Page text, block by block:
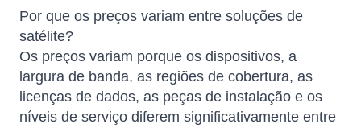
Por que os preços variam entre soluções de
satélite?
Os preços variam porque os dispositivos, a
largura de banda, as regiões de cobertura, as
licenças de dados, as peças de instalação e os
níveis de serviço diferem significativamente entre